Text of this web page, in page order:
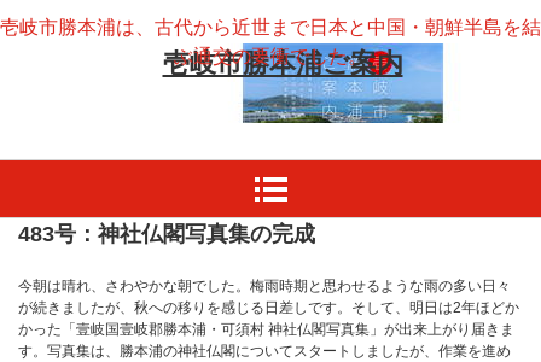
壱岐市勝本浦ご案内
壱岐市勝本浦は、古代から近世まで日本と中国・朝鮮半島を結
ぶ通交の要衝でした。
483号：神社仏閣写真集の完成
今朝は晴れ、さわやかな朝でした。梅雨時期と思わせるような雨の多い日々
が続きましたが、秋への移りを感じる日差しです。そして、明日は2年ほどか
かった「壹岐国壹岐郡勝本浦・可須村 神社仏閣写真集」が出来上がり届きま
す。写真集は、勝本浦の神社仏閣についてスタートしましたが、作業を進め